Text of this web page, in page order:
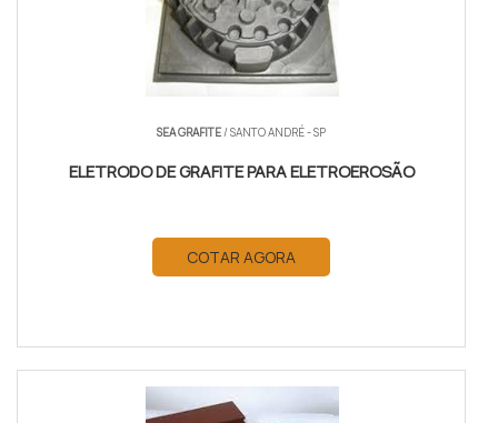
SEA GRAFITE/ SANTO ANDRÉ - SP
ELETRODO DE GRAFITE PARA ELETROEROSÃO
COTAR AGORA